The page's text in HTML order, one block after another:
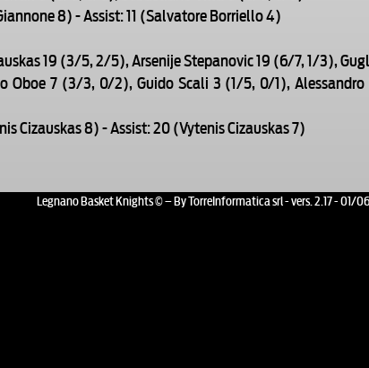
8) - Assist: 11 (Salvatore Borriello 4)
19 (3/5, 2/5), Arsenije Stepanovic 19 (6/7, 1/3),
7 (3/3, 0/2), Guido Scali 3 (1/5, 0/1),
Cizauskas 8) - Assist: 20 (Vytenis Cizauskas 7)
Legnano Basket Knights © – By TorreInformatica srl - vers. 2.17 - 01/